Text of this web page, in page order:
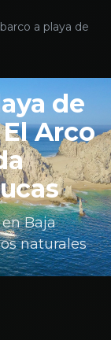
a playa de
de
Arco
Baja
naturales